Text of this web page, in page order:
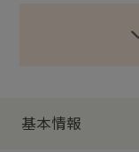
基本情報